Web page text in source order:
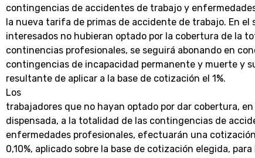
contingencias de accidentes de trabajo y
la nueva tarifa de primas de accidente de trabajo. En el
interesados no hubieran optado por la cobertura de la
continencias profesionales, se seguirá abonando en
contingencias de incapacidad permanente y muerte y
resultante de aplicar a la base de cotización el 1%.
Los
trabajadores que no hayan optado por dar cobertura,
dispensada, a la totalidad de las contingencias de
enfermedades profesionales, efectuarán una
0,10%, aplicado sobre la base de cotización elegida,